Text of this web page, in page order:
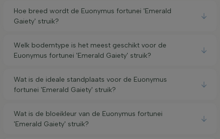
Hoe breed wordt de Euonymus fortunei 'Emerald
Gaiety' struik?
Welk bodemtype is het meest geschikt voor de
Euonymus fortunei 'Emerald Gaiety' struik?
Wat is de ideale standplaats voor de Euonymus
fortunei 'Emerald Gaiety' struik?
Wat is de bloeikleur van de Euonymus fortunei
'Emerald Gaiety' struik?